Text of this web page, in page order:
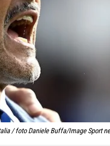
/ foto Daniele Buffa/Image Sport